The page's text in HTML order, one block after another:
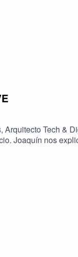
Tech &
Joaquín nos
como SAP y
está